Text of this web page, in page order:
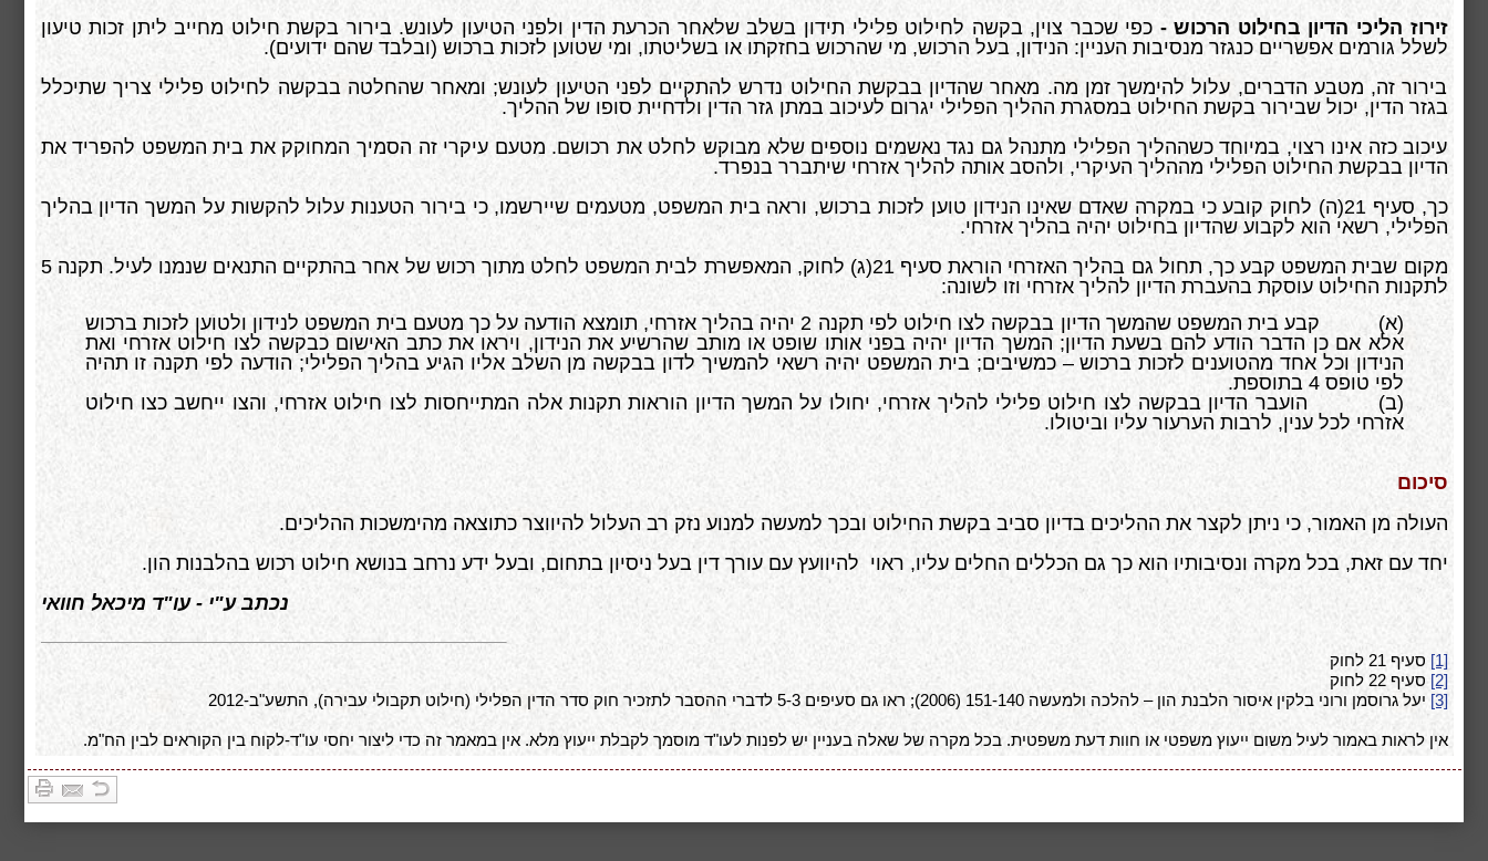
זירוז הליכי הדיון בחילוט הרכוש - כפי שכבר צוין, בקשה לחילוט פלילי תידון בשלב שלאחר הכרעת הדין ולפני הטיעון לעונש. בירור בקשת חילוט מחייב ליתן זכות טיעון
לשלל גורמים אפשריים כנגזר מנסיבות העניין: הנידון, בעל הרכוש, מי שהרכוש בחזקתו או בשליטתו, ומי שטוען לזכות ברכוש (ובלבד שהם ידועים).
בירור זה, מטבע הדברים, עלול להימשך זמן מה. מאחר שהדיון בבקשת החילוט נדרש להתקיים לפני הטיעון לעונש; ומאחר שהחלטה בבקשה לחילוט פלילי צריך שתיכלל
בגזר הדין, יכול שבירור בקשת החילוט במסגרת ההליך הפלילי יגרום לעיכוב במתן גזר הדין ולדחיית סופו של ההליך.
עיכוב כזה אינו רצוי, במיוחד כשההליך הפלילי מתנהל גם נגד נאשמים נוספים שלא מבוקש לחלט את רכושם. מטעם עיקרי זה הסמיך המחוקק את בית המשפט להפריד את
הדיון בבקשת החילוט הפלילי מההליך העיקרי, ולהסב אותה להליך אזרחי שיתברר בנפרד.
כך, סעיף 21(ה) לחוק קובע כי במקרה שאדם שאינו הנידון טוען לזכות ברכוש, וראה בית המשפט, מטעמים שיירשמו, כי בירור הטענות עלול להקשות על המשך הדיון בהליך
הפלילי, רשאי הוא לקבוע שהדיון בחילוט יהיה בהליך אזרחי.
מקום שבית המשפט קבע כך, תחול גם בהליך האזרחי הוראת סעיף 21(ג) לחוק, המאפשרת לבית המשפט לחלט מתוך רכוש של אחר בהתקיים התנאים שנמנו לעיל. תקנה 5
לתקנות החילוט עוסקת בהעברת הדיון להליך אזרחי וזו לשונה:
(א) קבע בית המשפט שהמשך הדיון בבקשה לצו חילוט לפי תקנה 2 יהיה בהליך אזרחי, תומצא הודעה על כך מטעם בית המשפט לנידון ולטוען לזכות ברכוש
אלא אם כן הדבר הודע להם בשעת הדיון; המשך הדיון יהיה בפני אותו שופט או מותב שהרשיע את הנידון, ויראו את כתב האישום כבקשה לצו חילוט אזרחי ואת
הנידון וכל אחד מהטוענים לזכות ברכוש – כמשיבים; בית המשפט יהיה רשאי להמשיך לדון בבקשה מן השלב אליו הגיע בהליך הפלילי; הודעה לפי תקנה זו תהיה
לפי טופס 4 בתוספת.
(ב) הועבר הדיון בבקשה לצו חילוט פלילי להליך אזרחי, יחולו על המשך הדיון הוראות תקנות אלה המתייחסות לצו חילוט אזרחי, והצו ייחשב כצו חילוט
אזרחי לכל ענין, לרבות הערעור עליו וביטולו.
סיכום
העולה מן האמור, כי ניתן לקצר את ההליכים בדיון סביב בקשת החילוט ובכך למעשה למנוע נזק רב העלול להיווצר כתוצאה מהימשכות ההליכים.
יחד עם זאת, בכל מקרה ונסיבותיו הוא כך גם הכללים החלים עליו, ראוי להיוועץ עם עורך דין בעל ניסיון בתחום, ובעל ידע נרחב בנושא חילוט רכוש בהלבנות הון.
נכתב ע"י - עו"ד מיכאל חוואי
[1] סעיף 21 לחוק
[2] סעיף 22 לחוק
[3] יעל גרוסמן ורוני בלקין איסור הלבנת הון – להלכה ולמעשה 151-140 (2006); ראו גם סעיפים 5-3 לדברי ההסבר לתזכיר חוק סדר הדין הפלילי (חילוט תקבולי עבירה), התשע"ב-2012
אין לראות באמור לעיל משום ייעוץ משפטי או חוות דעת משפטית. בכל מקרה של שאלה בעניין יש לפנות לעו"ד מוסמך לקבלת ייעוץ מלא. אין במאמר זה כדי ליצור יחסי עו"ד-לקוח בין הקוראים לבין הח"מ.